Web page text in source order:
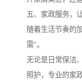
五、家政服务，
随着生活节奏的
需”。
无论是日常保洁
照护，专业的家